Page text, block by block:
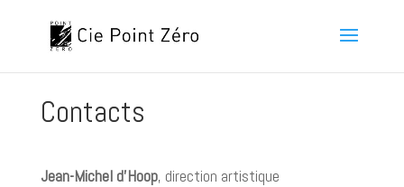
Contacts
Jean-Michel d’Hoop, direction artistique